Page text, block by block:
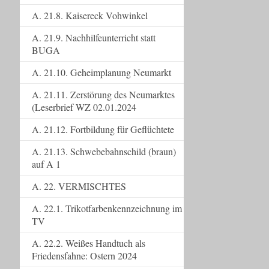
A. 21.8. Kaisereck Vohwinkel
A. 21.9. Nachhilfeunterricht statt
BUGA
A. 21.10. Geheimplanung Neumarkt
A. 21.11. Zerstörung des Neumarktes
(Leserbrief WZ 02.01.2024
A. 21.12. Fortbildung für Geflüchtete
A. 21.13. Schwebebahnschild (braun)
auf A 1
A. 22. VERMISCHTES
A. 22.1. Trikotfarbenkennzeichnung im
TV
A. 22.2. Weißes Handtuch als
Friedensfahne: Ostern 2024